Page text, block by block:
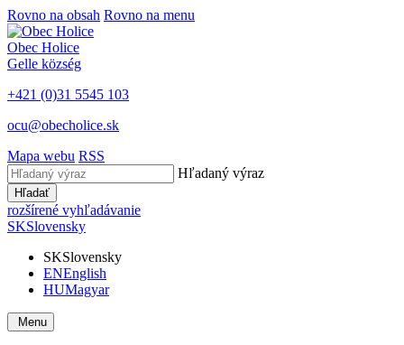
Rovno na obsah Rovno na menu
Obec Holice
Gelle község
+421 (0)31 5545 103
ocu@obecholice.sk
Mapa webu RSS
Hľadaný výraz
Hľadať
rozšírené vyhľadávanie
SKSlovensky
SKSlovensky
ENEnglish
HUMagyar
Menu